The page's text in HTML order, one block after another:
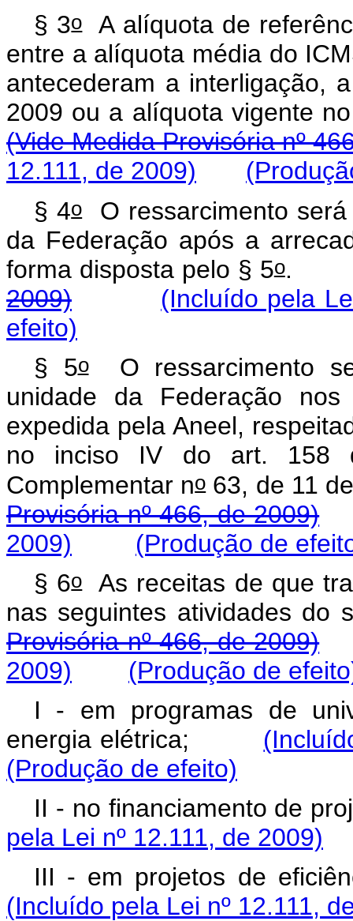
§ 3oA alíquota de
entre a alíquota média do
antecederam a interligação,
2009 ou a alíquota vigente
(Vide Medida Provisória nº
12.111, de 2009)
§ 4oO ressarcimento será
da Federação após a
forma disposta pelo § 5o
2009)
(Incluído pela
efeito)
§ 5oO ressarcimento
unidade da Federação
expedida pela Aneel,
no inciso IV do art. 158
Complementar no63, de 11
Provisória nº 466, de 2009)
2009)
(Produção de
§ 6oAs receitas de que
nas seguintes
Provisória nº 466, de 2009)
2009)
(Produção de
I - em programas de
energia elétrica;
(Produção de efeito)
II - no financiamento de
pela Lei nº 12.111, de 2009)
III - em projetos de
(Incluído pela Lei nº 12.111,